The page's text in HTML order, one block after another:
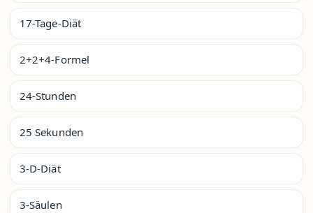
17-Tage-Diät
2+2+4-Formel
24-Stunden
25 Sekunden
3-D-Diät
3-Säulen